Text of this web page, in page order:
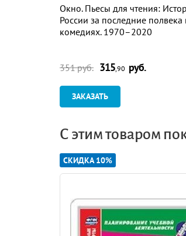
Окно. Пьесы для чтения:
России за последние полвека
комедиях. 1970–2020
351 руб. 315 ,90 руб.
ЗАКАЗАТЬ
С этим товаром
СКИДКА 10%